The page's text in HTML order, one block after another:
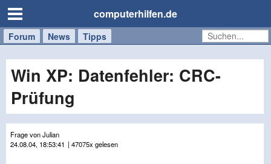
computerhilfen.de
Forum News Tipps
Handy
Tablet
Windows
Mac
Win XP: Datenfehler: CRC-
Prüfung
Frage von Julian
24.08.04, 18:53:41 | 47075x gelesen